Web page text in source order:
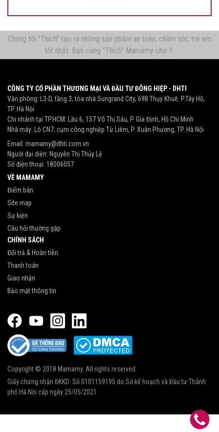
Chúng tôi "Thích" tạo ra những sản phẩm an toàn, chăm sóc trẻ em
tốt nhất. Bạn cũng "Thích" Mamamy chứ ?
CÔNG TY CỔ PHẦN THƯƠNG MẠI VÀ ĐẦU TƯ ĐÔNG HIỆP - DHTI
Văn phòng: L3-D, tầng 3, tòa nhà Sungrand City, 69B Thụy Khuê. P.Tây Hồ,
TP. Hà Nội
Chi nhánh tại TP.HCM: Lầu 6, 157 Võ Thị Sáu, P. Gia Định, Hồ Chí Minh
Nhà máy: Lô CN7, cụm công nghiệp Từ Liêm, P. Xuân Phương, TP. Hà Nội
Email: mamamy@dhti.com.vn
Người đại diện: Nguyễn Thị Thủy Lệ
Số điện thoại: 18006057
VỀ MAMAMY
Điểm bán
Site map
Sự kiện
Câu hỏi thường gặp
CHÍNH SÁCH
Đổi trả & Hoàn tiền
Thanh toán
Giao nhận
Bảo mật thông tin
Copyright © 2018 Mamamy. All rights reserved.
Giấy chứng nhận ĐKKD: Số 0101159195 do Sở kế hoạch và Đầu tư Thành
phố Hà Nội cấp ngày 25/05/2021